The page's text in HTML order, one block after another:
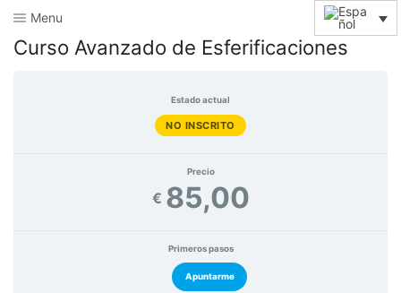
Menu
Curso Avanzado de Esferificaciones
Estado actual
NO INSCRITO
Precio
€ 85,00
Primeros pasos
Apuntarme